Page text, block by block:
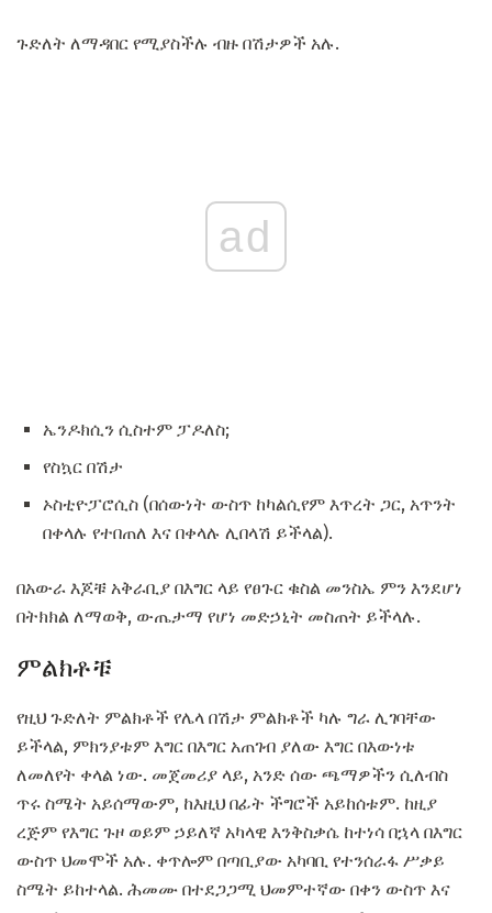
ጉድለት ለማዳበር የሚያስችሉ ብዙ በሽታዎች አሉ.
ad
ኤንዶክሲን ሲስተም ፓዶለስ;
የስኳር በሽታ
ኦስቲዮፓሮሲስ (በሰውነት ውስጥ ከካልሲየም እጥረት ጋር, አጥንት
በቀላሉ የተበጠለ እና በቀላሉ ሊበላሽ ይችላል).
በአውራ እጆቹ አቅራቢያ በእግር ላይ የፀጉር ቁስል መንስኤ ምን እንደሆነ
በትክክል ለማወቅ, ውጤታማ የሆነ መድኃኒት መስጠት ይችላሉ.
ምልክቶቹ
የዚህ ጉድለት ምልክቶች የሌላ በሽታ ምልክቶች ካሉ ግራ ሊገባቸው
ይችላል, ምክንያቱም እግር በእግር አጠገብ ያለው እግር በእውነቱ
ለመለየት ቀላል ነው. መጀመሪያ ላይ, አንድ ሰው ጫማዎችን ሲለብስ
ጥሩ ስሜት አይሰማውም, ከእዚህ በፊት ችግሮች አይከሰቱም. ከዚያ
ረጅም የእግር ጉዞ ወይም ኃይለኛ አካላዊ እንቅስቃሴ ከተነሳ በኋላ በእግር
ውስጥ ህመሞች አሉ. ቀጥሎም በጣቢያው አካባቢ የተንሰራፋ ሥቃይ
ስሜት ይከተላል. ሕመሙ በተደጋጋሚ ህመምተኛው በቀን ውስጥ እና